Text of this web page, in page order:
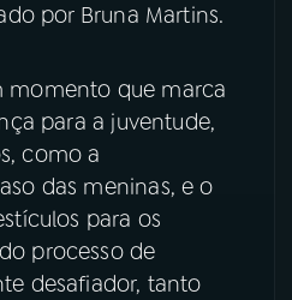
por Bruna Martins.
momento que marca
para a juventude,
como a
das meninas, e o
para os
processo de
desafiador, tanto